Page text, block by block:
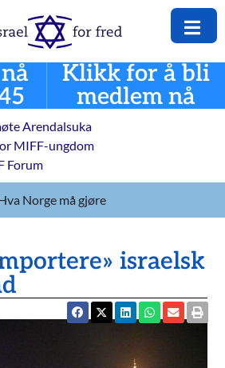
Klikk for å bli
medlem nå
Arendalsuka
MIFF-ungdom
Forum
Norge må gjøre
israelsk